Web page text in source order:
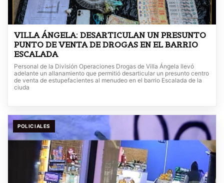
VILLA ÁNGELA: DESARTICULAN UN PRESUNTO
PUNTO DE VENTA DE DROGAS EN EL BARRIO
ESCALADA
Personal de la División Operaciones Drogas de Villa Ángela llevó
adelante un allanamiento que permitió desarticular un presunto centro
de venta de estupefacientes al menudeo en el barrio Escalada de la
ciuda
POLICIALES